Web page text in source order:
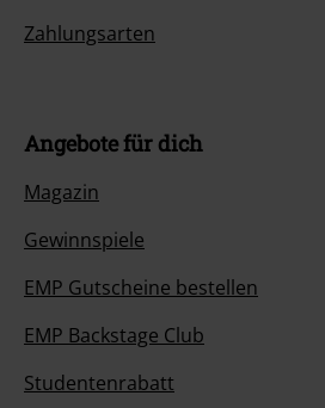
Zahlungsarten
Angebote für dich
Magazin
Gewinnspiele
EMP Gutscheine bestellen
EMP Backstage Club
Studentenrabatt